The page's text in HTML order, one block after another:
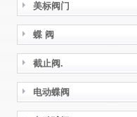
美标阀门
蝶 阀
截止阀.
电动蝶阀